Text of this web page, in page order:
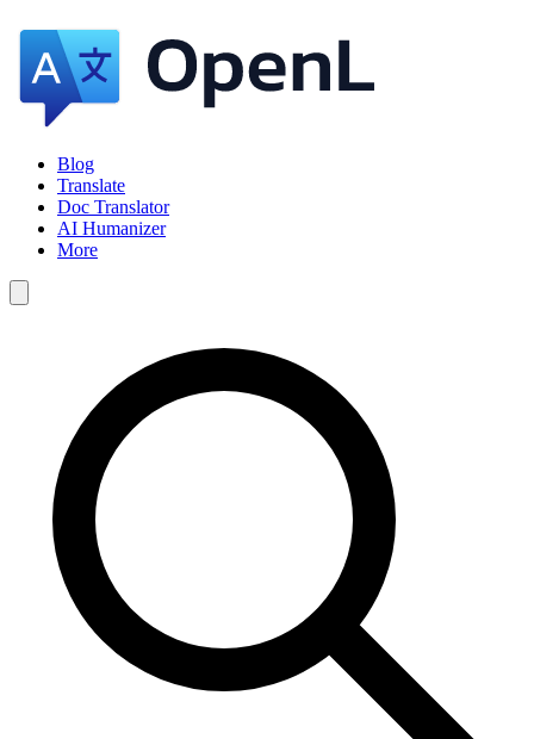
Blog
Translate
Doc Translator
AI Humanizer
More